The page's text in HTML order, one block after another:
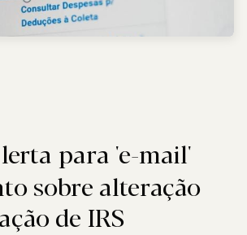
para 'e-mail'
sobre alteração
de IRS